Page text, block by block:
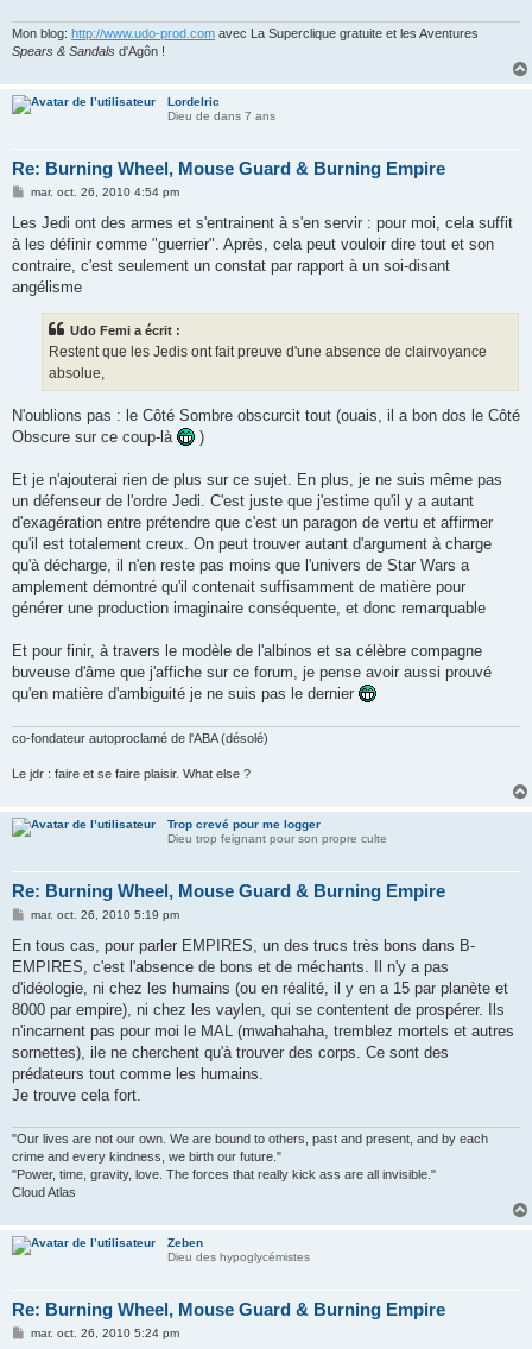
Mon blog: http://www.udo-prod.com avec La Superclique gratuite et les Aventures
Spears & Sandals d'Agôn !
Lordelric
Dieu de dans 7 ans
Re: Burning Wheel, Mouse Guard & Burning Empire
M
s
a
g
mar. oct. 26, 2010 4:54 pm
Les Jedi ont des armes et s'entrainent à s'en servir : pour moi, cela suffit
à les définir comme "guerrier". Après, cela peut vouloir dire tout et son
contraire, c'est seulement un constat par rapport à un soi-disant
angélisme
Udo Femi a écrit :
Restent que les Jedis ont fait preuve d'une absence de clairvoyance
absolue,
N'oublions pas : le Côté Sombre obscurcit tout (ouais, il a bon dos le Côté
Obscure sur ce coup-là
)
Et je n'ajouterai rien de plus sur ce sujet. En plus, je ne suis même pas
un défenseur de l'ordre Jedi. C'est juste que j'estime qu'il y a autant
d'exagération entre prétendre que c'est un paragon de vertu et affirmer
qu'il est totalement creux. On peut trouver autant d'argument à charge
qu'à décharge, il n'en reste pas moins que l'univers de Star Wars a
amplement démontré qu'il contenait suffisamment de matière pour
générer une production imaginaire conséquente, et donc remarquable
Et pour finir, à travers le modèle de l'albinos et sa célèbre compagne
buveuse d'âme que j'affiche sur ce forum, je pense avoir aussi prouvé
qu'en matière d'ambiguité je ne suis pas le dernier
co-fondateur autoproclamé de l'ABA (désolé)
Le jdr : faire et se faire plaisir. What else ?
Trop crevé pour me logger
Dieu trop feignant pour son propre culte
Re: Burning Wheel, Mouse Guard & Burning Empire
M
s
a
g
mar. oct. 26, 2010 5:19 pm
En tous cas, pour parler EMPIRES, un des trucs très bons dans B-
EMPIRES, c'est l'absence de bons et de méchants. Il n'y a pas
d'idéologie, ni chez les humains (ou en réalité, il y en a 15 par planète et
8000 par empire), ni chez les vaylen, qui se contentent de prospérer. Ils
n'incarnent pas pour moi le MAL (mwahahaha, tremblez mortels et autres
sornettes), ile ne cherchent qu'à trouver des corps. Ce sont des
prédateurs tout comme les humains.
Je trouve cela fort.
"Our lives are not our own. We are bound to others, past and present, and by each
crime and every kindness, we birth our future."
"Power, time, gravity, love. The forces that really kick ass are all invisible."
Cloud Atlas
Zeben
Dieu des hypoglycémistes
Re: Burning Wheel, Mouse Guard & Burning Empire
Mmar. oct. 26, 2010 5:24 pm